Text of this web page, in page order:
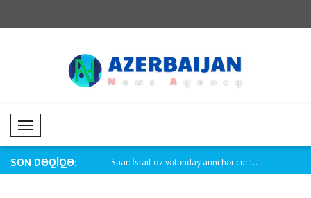
Mobil Menü
SON DƏQİQƏ:
Britaniyanın Milli Saar: İsrail öz vətəndaşlarını hər cür t..